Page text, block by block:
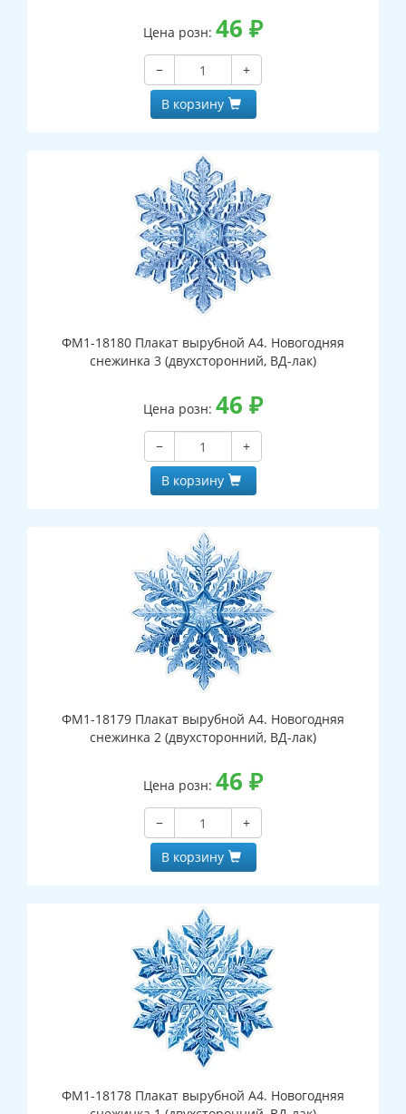
Цена розн: 46 ₽
−
+
В корзину
ФМ1-18180 Плакат вырубной А4. Новогодняя
снежинка 3 (двухсторонний, ВД-лак)
Цена розн: 46 ₽
−
+
В корзину
ФМ1-18179 Плакат вырубной А4. Новогодняя
снежинка 2 (двухсторонний, ВД-лак)
Цена розн: 46 ₽
−
+
В корзину
ФМ1-18178 Плакат вырубной А4. Новогодняя